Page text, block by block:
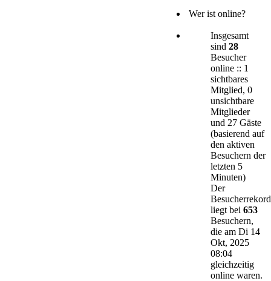
Wer ist online?
Insgesamt
sind 28
Besucher
online :: 1
sichtbares
Mitglied, 0
unsichtbare
Mitglieder
und 27 Gäste
(basierend auf
den aktiven
Besuchern der
letzten 5
Minuten)
Der
Besucherrekord
liegt bei 653
Besuchern,
die am Di 14
Okt, 2025
08:04
gleichzeitig
online waren.